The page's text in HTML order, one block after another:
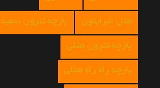
هتل شرایتون پارچه تترون سفید
پارچه تترون هتلی
پارچه راه راه هتلی